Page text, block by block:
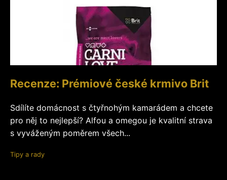
Recenze: Prémiové české krmivo Brit
Sdílíte domácnost s čtyřnohým kamarádem a chcete
pro něj to nejlepší? Alfou a omegou je kvalitní strava
s vyváženým poměrem všech...
Tipy a rady